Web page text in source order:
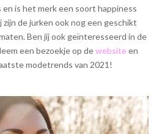
is het merk een soort happiness
de jurken ook nog een geschikt
Ben jij ook geïnteresseerd in de
een bezoekje op dewebsiteen
modetrends van 2021!